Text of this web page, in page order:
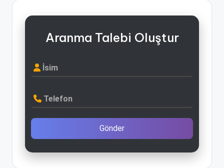
Aranma Talebi Oluştur
İsim
Telefon
Gönder